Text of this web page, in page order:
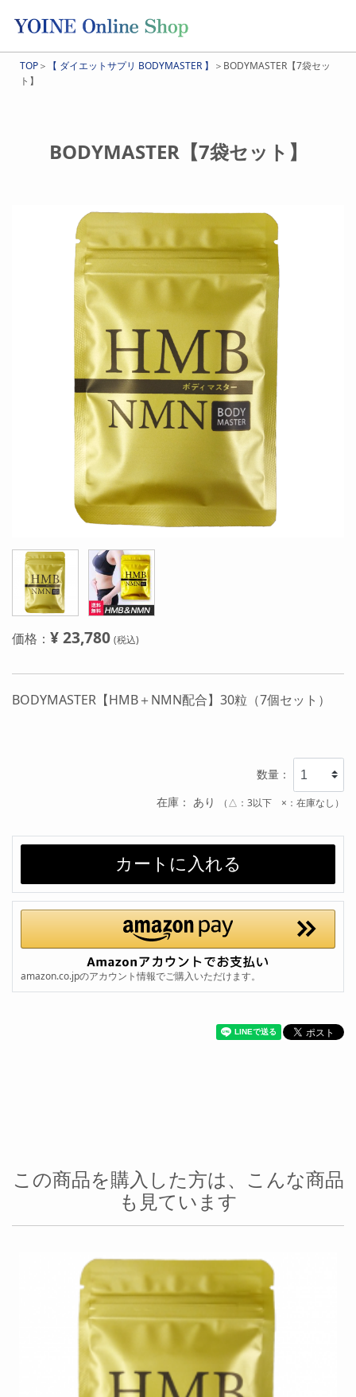
TOP＞ 【 ダイエットサプリ BODYMASTER 】 ＞BODYMASTER【7袋セッ
ト】
BODYMASTER【7袋セット】
価格： ¥ 23,780 (税込)
BODYMASTER【HMB＋NMN配合】30粒（7個セット）
数量：
在庫： あり
（△：3以下 ×：在庫なし）
amazon.co.jpのアカウント情報でご購入いただけます。
この商品を購入した方は、こんな商品
も見ています